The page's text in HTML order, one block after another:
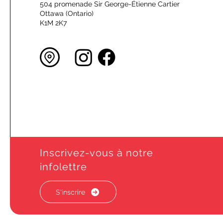
504 promenade Sir George-Étienne Cartier
Ottawa (Ontario)
K1M 2K7
Inscrivez-vous à notre
infolettre
S'inscrire